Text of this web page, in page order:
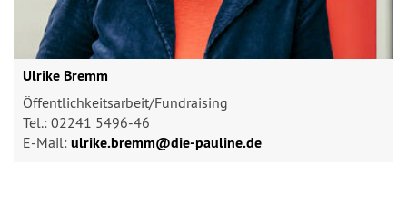
Ulrike Bremm
Öffentlichkeitsarbeit/Fundraising
Tel.: 02241 5496-46
E-Mail: ulrike.bremm@​die-pauline.de